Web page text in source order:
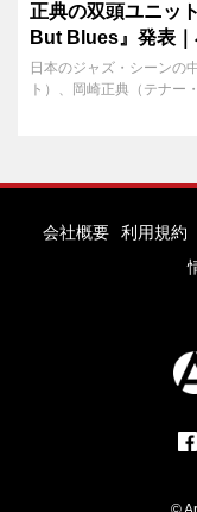
正典の双頭ユニッ
But Blues』発表
日本のジャズ・シーンの
ト）、岡崎正典（テナー
会社概要 利用規約